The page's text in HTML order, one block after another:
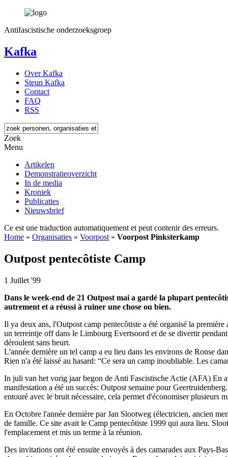
Antifascistische onderzoeksgroep
Kafka
Over Kafka
Steun Kafka
Contact
FAQ
RSS
Zoek
Menu
Artikelen
Demonstratieoverzicht
In de media
Kroniek
Publicaties
Nieuwsbrief
Ce est une traduction automatiquement et peut contenir des erreurs.
Home » Organisaties » Voorpost » Voorpost Pinksterkamp
Outpost pentecôtiste Camp
1 Juillet '99
Dans le week-end de 21 Outpost mai a gardé la plupart
autrement et a réussi à ruiner une chose ou bien.
Il ya deux ans, l'Outpost camp pentecôtiste a été organisé la
un terreintje off dans le Limbourg Evertsoord et de se divertir
déroulent sans heurt.
L'année dernière un tel camp a eu lieu dans les environs de Ronse
Rien n'a été laissé au hasard: “Ce sera un camp inoubliable. Les
In juli van het vorig jaar begon de Anti Fascistische Actie (AFA) En
manifestation a été un succès: Outpost semaine pour
entouré avec le bruit nécessaire, cela permet d'économiser plusieurs
En Octobre l'année dernière par Jan Slootweg (électricien, ancien
de famille. Ce site avait le Camp pentecôtiste 1999 qui aura lieu.
l'emplacement et mis un terme à la réunion.
Des invitations ont été ensuite envoyés à des camarades aux Pays-